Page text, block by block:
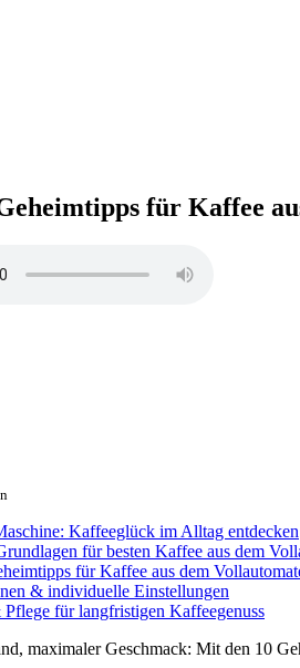
für Kaffee
Kaffeeglück im Alltag entdecken
für besten Kaffee aus dem
für Kaffee aus dem
& individuelle Einstellungen
für langfristigen Kaffeegenuss
maximaler Geschmack: Mit den 10